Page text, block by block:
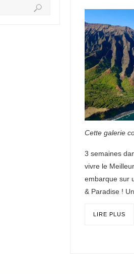
Cette galerie
3 semaines
vivre le
embarque sur
& Paradise !
LIRE PLUS